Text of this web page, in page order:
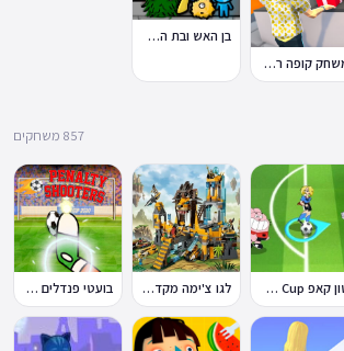
משחק קופה ראשית
בן האש ובת המים 7: וחברים
857 משחקים
טון קאפ Toon Cup לגו צ'ימה מקדש האריות בועטי פנדלים Penalty Shooters